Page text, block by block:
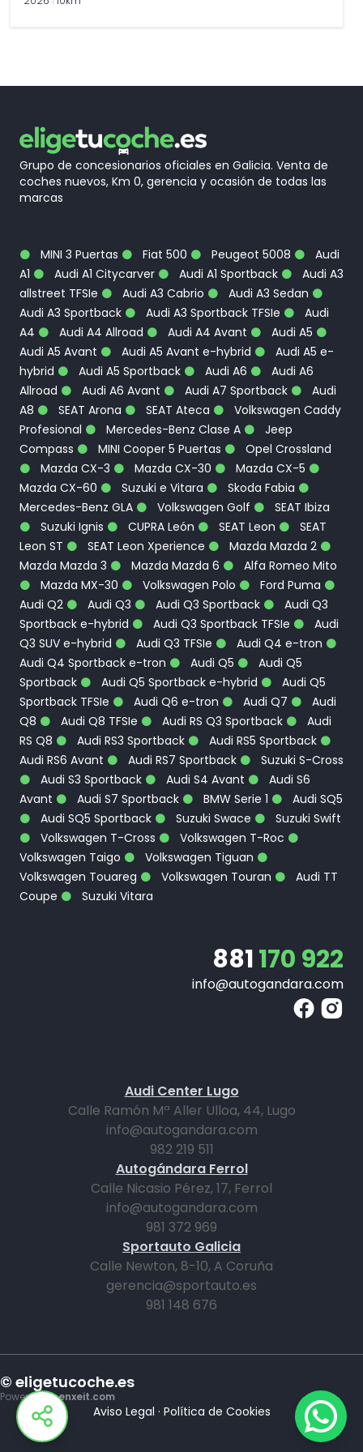
Grupo de concesionarios oficiales en Galicia. Venta de
coches nuevos, Km 0, gerencia y ocasión de todas las
marcas
MINI 3 Puertas Fiat 500 Peugeot 5008
Audi
A1
Audi A1 Citycarver Audi A1 Sportback
Audi A3
allstreet TFSIe
Audi A3 Cabrio
Audi A3 Sedan
Audi A3 Sportback
Audi A3 Sportback TFSIe
Audi
A4
Audi A4 Allroad Audi A4 Avant
Audi A5
Audi A5 Avant
Audi A5 Avant e-hybrid
Audi A5 e-
hybrid
Audi A5 Sportback Audi A6
Audi A6
Allroad
Audi A6 Avant Audi A7 Sportback
Audi
A8
SEAT Arona SEAT Ateca
Volkswagen Caddy
Profesional
Mercedes-Benz Clase A
Jeep
Compass
MINI Cooper 5 Puertas
Opel Crossland
Mazda CX-3
Mazda CX-30
Mazda CX-5
Mazda CX-60
Suzuki e Vitara
Skoda Fabia
Mercedes-Benz GLA
Volkswagen Golf
SEAT Ibiza
Suzuki Ignis
CUPRA León SEAT Leon
SEAT
Leon ST
SEAT Leon Xperience
Mazda Mazda 2
Mazda Mazda 3
Mazda Mazda 6
Alfa Romeo Mito
Mazda MX-30
Volkswagen Polo
Ford Puma
Audi Q2
Audi Q3 Audi Q3 Sportback
Audi Q3
Sportback e-hybrid
Audi Q3 Sportback TFSIe
Audi
Q3 SUV e-hybrid
Audi Q3 TFSIe
Audi Q4 e-tron
Audi Q4 Sportback e-tron
Audi Q5
Audi Q5
Sportback
Audi Q5 Sportback e-hybrid
Audi Q5
Sportback TFSIe
Audi Q6 e-tron Audi Q7
Audi
Q8
Audi Q8 TFSIe Audi RS Q3 Sportback
Audi
RS Q8
Audi RS3 Sportback
Audi RS5 Sportback
Audi RS6 Avant
Audi RS7 Sportback
Suzuki S-Cross
Audi S3 Sportback
Audi S4 Avant
Audi S6
Avant
Audi S7 Sportback BMW Serie 1
Audi SQ5
Audi SQ5 Sportback
Suzuki Swace
Suzuki Swift
Volkswagen T-Cross
Volkswagen T-Roc
Volkswagen Taigo
Volkswagen Tiguan
Volkswagen Touareg
Volkswagen Touran
Audi TT
Coupe
Suzuki Vitara
881170 922
info@autogandara.com
Audi Center Lugo
Calle Ramón Mª Aller Ulloa, 44, Lugo
info@autogandara.com
982 219 511
Autogándara Ferrol
Calle Nicasio Pérez, 17, Ferrol
info@autogandara.com
981 372 969
Sportauto Galicia
Calle Newton, 8-10, A Coruña
gerencia@sportauto.es
981 148 676
© eligetucoche.es
Powered byenxeit.com
Aviso Legal · Política de Cookies